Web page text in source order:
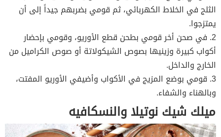
الثلج في الخلاط الكهربائي، ثم قومي بضربهم جيداً إلى أن
يمتزجوا.
2. في صحن أخر قومي بطحن قطع الأوريو، وقومي بإحضار
أكواب كبيرة وزينيها بصوص الشيكولاتة أو صوص الكراميل من
الخارج والداخل.
3. قومي بوضع المزيج في الأكواب وأضيفي الأوريو المفتت،
وبالهناء والشفاء.
ميلك شيك نوتيلا والنسكافيه